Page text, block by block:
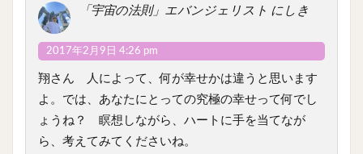
「宇宙の法則」エバンジェリスト にしき
2017年2月9日 4:26 pm
翔さん 人によって、何が幸せかは違うと思います
よ。では、あなたにとっての究極の幸せって何でし
ょうね？ 瞑想しながら、ハートに手を当てなが
ら、考えてみてくださいね。